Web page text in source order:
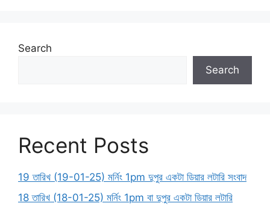
Search
Search
Recent Posts
19 তারিখ (19-01-25) মর্নিং 1pm দুপুর একটা ডিয়ার লটারি সংবাদ
18 তারিখ (18-01-25) মর্নিং 1pm বা দুপুর একটা ডিয়ার লটারি